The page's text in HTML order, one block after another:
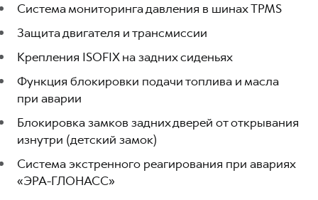
Система мониторинга давления в шинах TPMS
Защита двигателя и трансмиссии
Крепления ISOFIX на задних сиденьях
Функция блокировки подачи топлива и масла
при аварии
Блокировка замков задних дверей от открывания
изнутри (детский замок)
Система экстренного реагирования при авариях
«ЭРА-ГЛОНАСС»